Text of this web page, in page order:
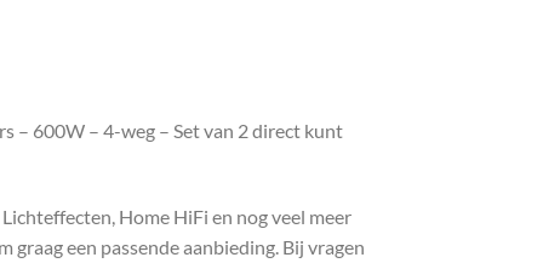
– 600W – 4-weg – Set van 2 direct kunt
Home HiFi en nog veel meer
een passende aanbieding. Bij vragen